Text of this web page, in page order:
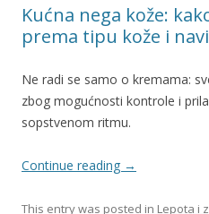
Kućna nega kože:
prema tipu kože i
Ne radi se samo o kremama:
zbog mogućnosti kontrole i
sopstvenom ritmu.
Continue reading →
This entry was posted in Lepota i